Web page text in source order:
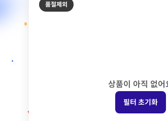
품절제외
상품이 아직 없어
필터 초기화